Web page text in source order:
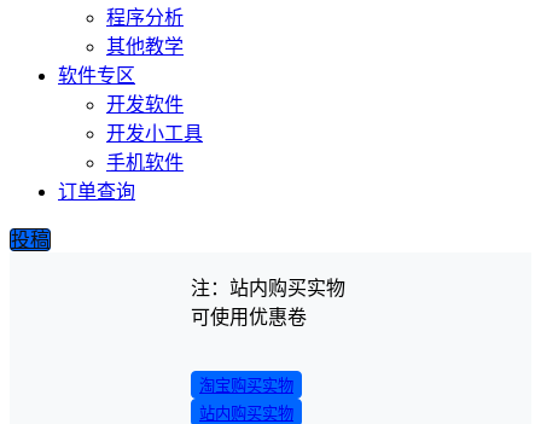
程序分析
其他教学
软件专区
开发软件
开发小工具
手机软件
订单查询
投稿
注：站内购买实物
可使用优惠卷
淘宝购买实物
站内购买实物